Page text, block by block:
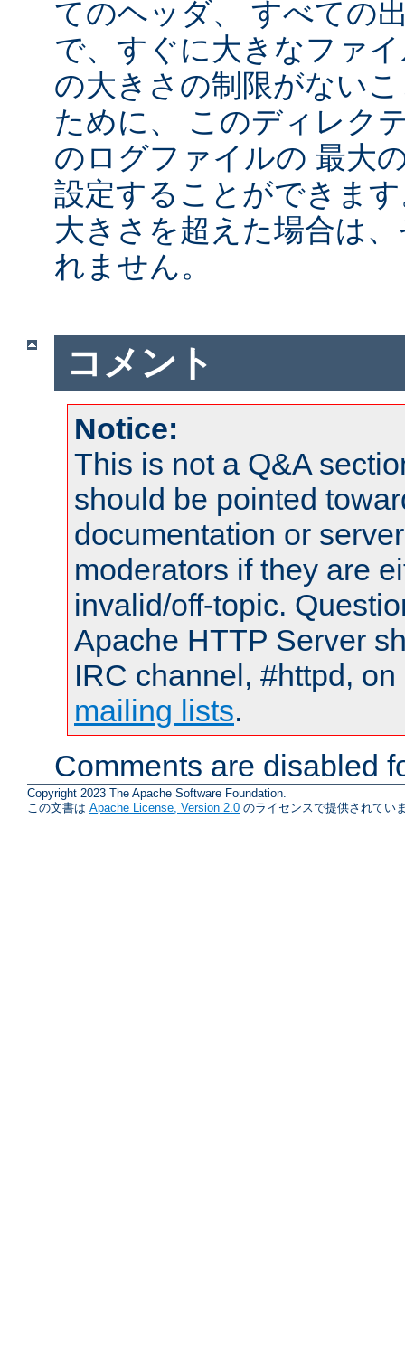
てのヘッダ、 すべての
で、すぐに大きなファ
の大きさの制限がない
ために、 このディレク
のログファイルの 最大
設定することができま
大きさを超えた場合は
れません。
コメント
Notice:
This is not a Q&A
should be pointed
documentation or
moderators if they are
invalid/off-topic.
Apache HTTP Server
IRC channel, #httpd,
mailing lists.
Comments are disabled
Copyright 2023 The Apache Software Foundation.
この文書は Apache License, Version 2.0 のライセンスで提供されてい